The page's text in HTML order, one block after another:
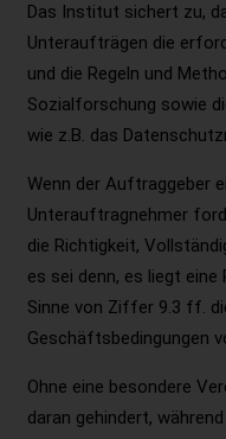
Das Institut sichert zu,
Unteraufträgen die
und die Regeln und
Sozialforschung sowie
wie z.B. das
Wenn der Auftraggeber
Unterauftragnehmer
die Richtigkeit,
es sei denn, es liegt
Sinne von Ziffer 9.3 ff.
Geschäftsbedingungen
Ohne eine besondere
daran gehindert,